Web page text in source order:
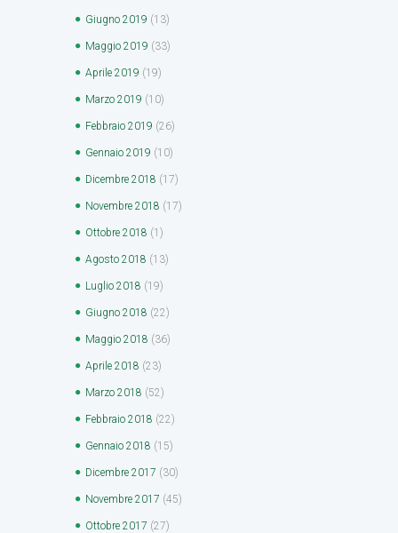
Giugno 2019 (13)
Maggio 2019 (33)
Aprile 2019 (19)
Marzo 2019 (10)
Febbraio 2019 (26)
Gennaio 2019 (10)
Dicembre 2018 (17)
Novembre 2018 (17)
Ottobre 2018 (1)
Agosto 2018 (13)
Luglio 2018 (19)
Giugno 2018 (22)
Maggio 2018 (36)
Aprile 2018 (23)
Marzo 2018 (52)
Febbraio 2018 (22)
Gennaio 2018 (15)
Dicembre 2017 (30)
Novembre 2017 (45)
Ottobre 2017 (27)